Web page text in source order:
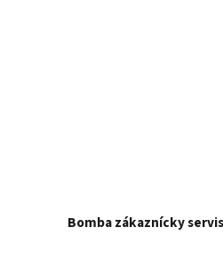
Bomba zákaznícky servis